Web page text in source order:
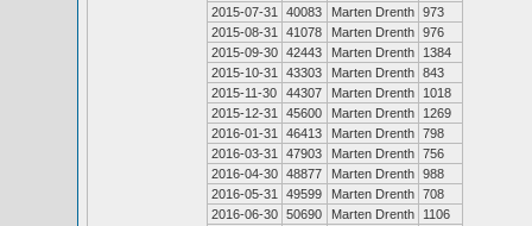
2015-07-31
40083 Marten Drenth 973
2015-08-31
41078 Marten Drenth 976
2015-09-30 42443 Marten Drenth
1384
2015-10-31
43303 Marten Drenth 843
2015-11-30
44307 Marten Drenth
1018
2015-12-31
45600 Marten Drenth
1269
2016-01-31
46413 Marten Drenth 798
2016-03-31
47903 Marten Drenth 756
2016-04-30 48877 Marten Drenth 988
2016-05-31
49599 Marten Drenth 708
2016-06-30 50690 Marten Drenth
1106